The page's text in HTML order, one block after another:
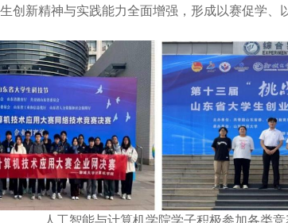
创新精神与实践能力全面增强，形成以赛促学、
人工智能与计算机学院学子积极参加各类竞